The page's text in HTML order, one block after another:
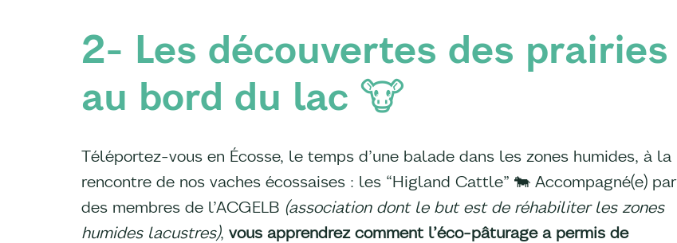
2- Les découvertes des prairies
au bord du lac 🐮
Téléportez-vous en Écosse, le temps d’une balade dans les zones humides, à la
rencontre de nos vaches écossaises : les “Higland Cattle” 🐄 Accompagné(e) par
des membres de l’ACGELB (association dont le but est de réhabiliter les zones
humides lacustres), vous apprendrez comment l’éco-pâturage a permis de